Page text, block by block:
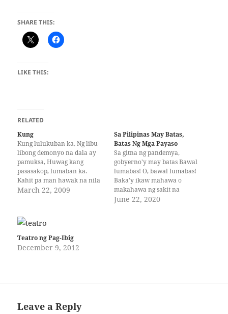
SHARE THIS:
LIKE THIS:
RELATED
Kung
Kung lulukuban ka, Ng libu-
libong demonyo na dala ay
pamuksa, Huwag kang
pasasakop, lumaban ka.
Kahit pa man hawak na nila
ang ulo mo't paa, Huwag mo
inaakala mong talo ka na,
Mag-isip kang mabuti bago
magpasya. Pagkat kapalit
niyon ay ang…
March 22, 2009
Sa Pilipinas May Batas,
Batas Ng Mga Payaso
Sa gitna ng pandemya,
gobyerno'y may batas Bawal
lumabas! O, bawal lumabas!
Baka'y ikaw mahawa o
makahawa ng sakit na
korona Kung ika'y mahirap
June 22, 2020
Teatro ng Pag-Ibig
December 9, 2012
Leave a Reply